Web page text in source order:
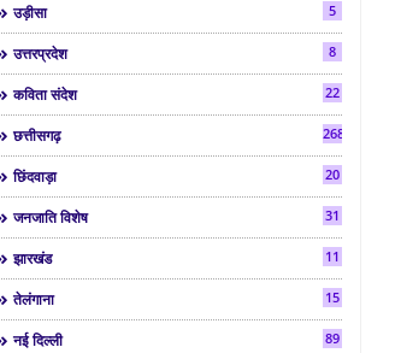
उड़ीसा 5
उत्तरप्रदेश 8
कविता संदेश 22
छत्तीसगढ़ 268
छिंदवाड़ा 20
जनजाति विशेष 31
झारखंड 11
तेलंगाना 15
नई दिल्ली 89